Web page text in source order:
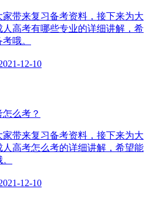
带来复习备考资料，接下来为大
人高考有哪些专业的详细讲解，希
哦。
12-10
么考？
带来复习备考资料，接下来为大
人高考怎么考的详细讲解，希望能
12-10